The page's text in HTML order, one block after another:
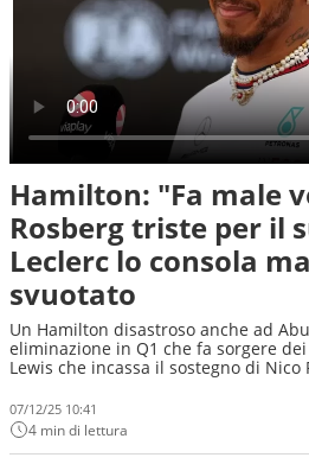
Hamilton: "Fa male
Rosberg triste per il
Leclerc lo consola
svuotato
Un Hamilton disastroso anche ad
eliminazione in Q1 che fa sorgere
Lewis che incassa il sostegno di Nico
07/12/25 10:41
4 min di lettura